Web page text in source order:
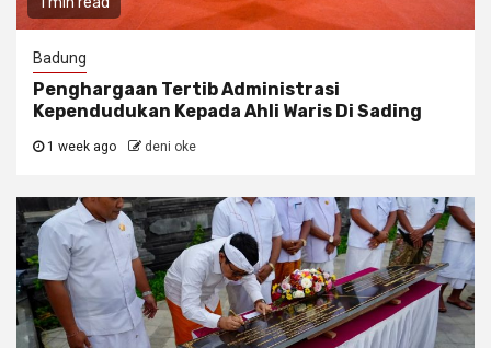
Badung
Penghargaan Tertib Administrasi
Kependudukan Kepada Ahli Waris Di Sading
1 week ago deni oke